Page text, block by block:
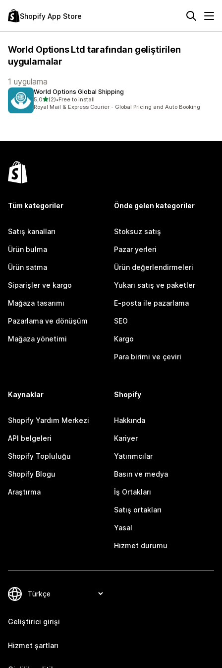
Shopify App Store
World Options Ltd tarafından geliştirilen
uygulamalar
1 uygulama
World Options Global Shipping
5,05 yıldız üzerinden
(2)
toplam 2 değerlendirme
•Free to install
Royal Mail & Express Courier - Global Pricing and Auto Booking
Tüm kategoriler
Satış kanalları
Ürün bulma
Ürün satma
Siparişler ve kargo
Mağaza tasarımı
Pazarlama ve dönüşüm
Mağaza yönetimi
Önde gelen kategoriler
Stoksuz satış
Pazar yerleri
Ürün değerlendirmeleri
Yukarı satış ve paketler
E-posta ile pazarlama
SEO
Kargo
Para birimi ve çeviri
Kaynaklar
Shopify Yardım Merkezi
API belgeleri
Shopify Topluluğu
Shopify Blogu
Araştırma
Shopify
Hakkında
Kariyer
Yatırımcılar
Basın ve medya
İş Ortakları
Satış ortakları
Yasal
Hizmet durumu
Geliştirici girişi
Hizmet şartları